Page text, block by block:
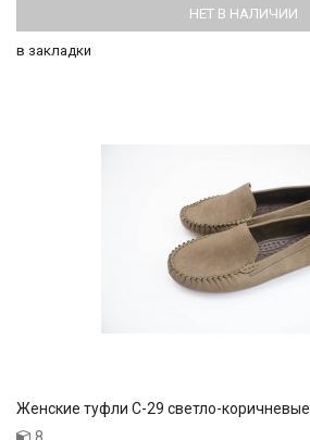
НЕТ В НАЛИЧИИ
в закладки
Женские туфли C-29 светло-коричневые
8